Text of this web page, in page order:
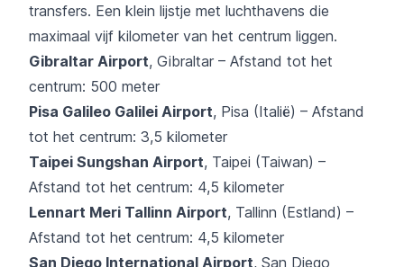
transfers. Een klein lijstje met luchthavens die
maximaal vijf kilometer van het centrum liggen.
Gibraltar Airport, Gibraltar – Afstand tot het
centrum: 500 meter
Pisa Galileo Galilei Airport, Pisa (Italië) – Afstand
tot het centrum: 3,5 kilometer
Taipei Sungshan Airport, Taipei (Taiwan) –
Afstand tot het centrum: 4,5 kilometer
Lennart Meri Tallinn Airport, Tallinn (Estland) –
Afstand tot het centrum: 4,5 kilometer
San Diego International Airport, San Diego